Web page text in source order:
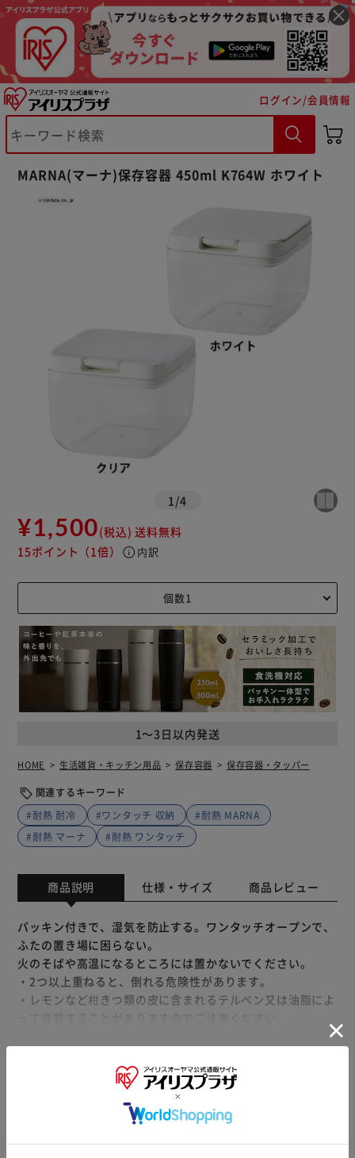
ログイン/会員情報
MARNA(マーナ)保存容器 450ml K764W ホワイト
1 /4
¥1,500(税込) 送料無料
15ポイント （1倍） info 内訳
1～3日以内発送
HOME 生活雑貨・キッチン用品 保存容器 保存容器・タッパー
関連するキーワード
#耐熱 耐冷
#ワンタッチ 収納
#耐熱 MARNA
#耐熱 マーナ
#耐熱 ワンタッチ
商品説明 仕様・サイズ 商品レビュー
パッキン付きで、湿気を防止する。ワンタッチオープンで、
ふたの置き場に困らない。
火のそばや高温になるところには置かないでください。
・2つ以上重ねると、倒れる危険性があります。
・レモンなど柑きつ類の皮に含まれるテルペン又は油脂によ
・製品に入れられている物が軽い場合、本体に手を添えてボ
タンを押してください。
※製品は予告なく仕様を変更する場合がございます。あらか
じめご了承ください。
※ご確認ください
カートに入れる 購入手続きへ